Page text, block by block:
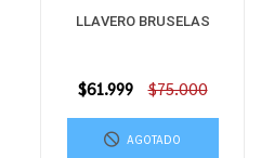
LLAVERO BRUSELAS
Precio
$61.999 $75.000
AGOTADO